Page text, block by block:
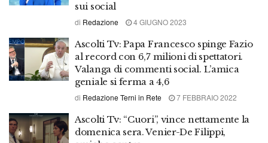
sui social
di Redazione 4 GIUGNO 2023
Ascolti Tv: Papa Francesco spinge Fazio
al record con 6,7 milioni di spettatori.
Valanga di commenti social. L’amica
geniale si ferma a 4,6
di Redazione Terni in Rete 7 FEBBRAIO 2022
Ascolti Tv: “Cuori”, vince nettamente la
domenica sera. Venier-De Filippi,